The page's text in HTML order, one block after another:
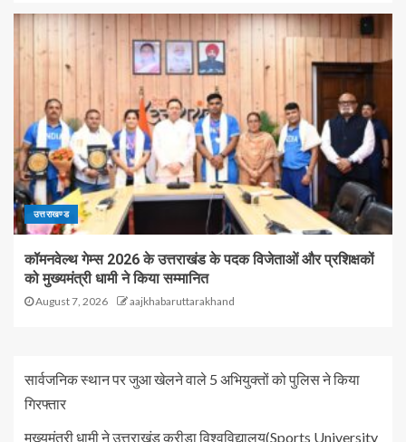
उत्तराखण्ड
कॉमनवेल्थ गेम्स 2026 के उत्तराखंड के पदक विजेताओं और प्रशिक्षकों
को मुख्यमंत्री धामी ने किया सम्मानित
August 7, 2026 aajkhabaruttarakhand
सार्वजनिक स्थान पर जुआ खेलने वाले 5 अभियुक्तों को पुलिस ने किया
गिरफ्तार
मुख्यमंत्री धामी ने उत्तराखंड क्रीड़ा विश्वविद्यालय(Sports University